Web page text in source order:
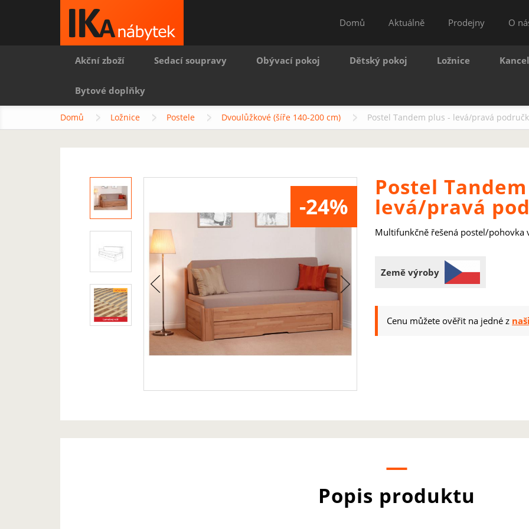
Domů Aktuálně Prodejny O
Akční zboží Sedací soupravy Obývací pokoj Dětský pokoj Ložnice
Bytové doplňky
Domů Ložnice Postele Dvoulůžkové (šíře 140-200 cm) Postel Tandem plus - levá/pravá
-24%
Postel
levá/pravá
Multifunkčně řešená postel/
Země výroby
Cenu můžete ověřit na jedné z
Popis produktu